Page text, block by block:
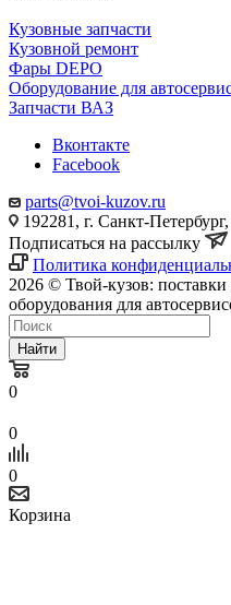
Кузовные запчасти
Кузовной ремонт
Фары DEPO
Оборудование для
Запчасти ВАЗ
Вконтакте
Facebook
parts@tvoi-kuzov.ru
192281, г. Санкт-
Подписаться на рассылку
Политика
2026 © Твой-кузов:
оборудования для
Найти
0
0
0
Корзина